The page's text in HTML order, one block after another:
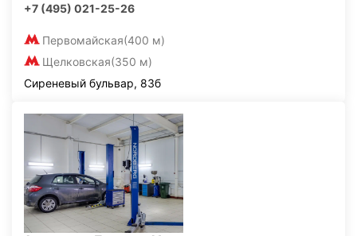
+7 (495) 021-25-26
Первомайская(400 м)
Щелковская(350 м)
Сиреневый бульвар, 83б